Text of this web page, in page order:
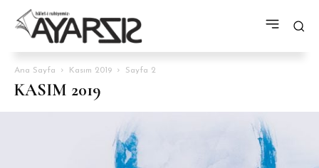
Ana Sayfa Kasım 2019 Sayfa 2
KASIM 2019